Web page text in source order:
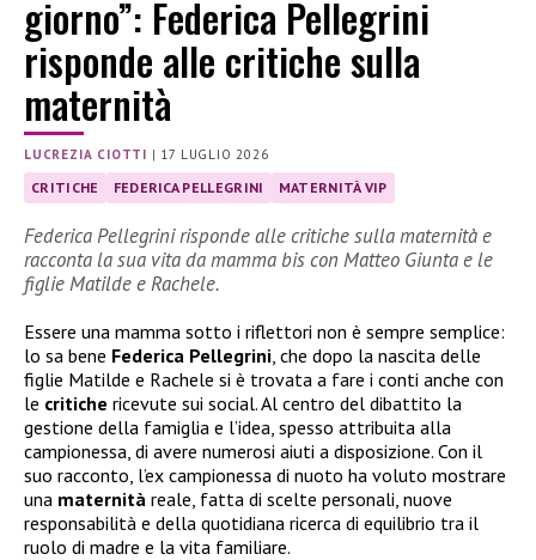
giorno”: Federica Pellegrini
risponde alle critiche sulla
maternità
LUCREZIA CIOTTI | 17 LUGLIO 2026
CRITICHE FEDERICA PELLEGRINI MATERNITÀ VIP
Federica Pellegrini risponde alle critiche sulla maternità e
racconta la sua vita da mamma bis con Matteo Giunta e le
figlie Matilde e Rachele.
Essere una mamma sotto i riflettori non è sempre semplice:
lo sa bene Federica Pellegrini , che dopo la nascita delle
figlie Matilde e Rachele si è trovata a fare i conti anche con
le critiche ricevute sui social. Al centro del dibattito la
gestione della famiglia e l’idea, spesso attribuita alla
campionessa, di avere numerosi aiuti a disposizione. Con il
suo racconto, l’ex campionessa di nuoto ha voluto mostrare
una maternità reale, fatta di scelte personali, nuove
responsabilità e della quotidiana ricerca di equilibrio tra il
ruolo di madre e la vita familiare.